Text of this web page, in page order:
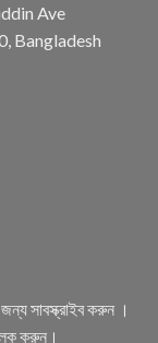
Ave
Bangladesh
সাবস্ক্রাইব করুন ।
করুন।